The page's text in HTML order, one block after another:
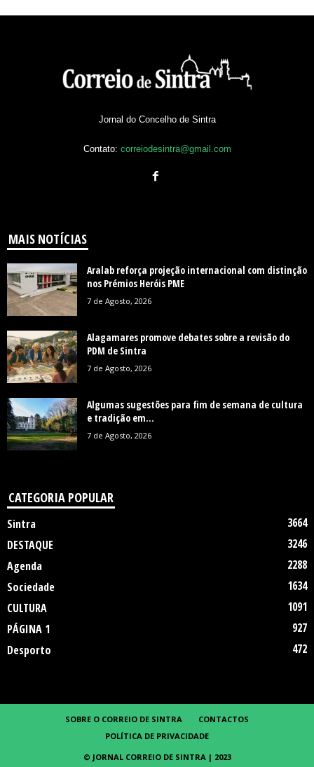
Jornal do Concelho de Sintra
Contato: correiodesintra@gmail.com
MAIS NOTÍCIAS
Aralab reforça projeção internacional com distinção
nos Prémios Heróis PME
7 de Agosto, 2026
Alagamares promove debates sobre a revisão do
PDM de Sintra
7 de Agosto, 2026
Algumas sugestões para fim de semana de cultura
e tradição em...
7 de Agosto, 2026
CATEGORIA POPULAR
Sintra
3664
DESTAQUE
3246
Agenda
2288
Sociedade
1634
CULTURA
1091
PÁGINA 1
927
Desporto
472
SOBRE O CORREIO DE SINTRA
CONTACTOS
POLÍTICA DE PRIVACIDADE
© JORNAL CORREIO DE SINTRA | 2023